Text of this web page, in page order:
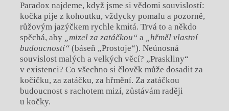
Paradox najdeme, když jsme si vědomi souvislostí:
kočka pije z kohoutku, vždycky pomalu a pozorně,
růžovým jazýčkem rychle kmitá. Trvá to a někdo
spěchá, aby „mizel za zatáčkou“a „hřměl vlastní
budoucností“ (báseň „Prostoje“). Neúnosná
souvislost malých a velkých věcí? „Praskliny“
v existenci? Co všechno si člověk může dosadit za
kočičku, za zatáčku, za hřmění. Za zatáčkou
budoucnost s rachotem mizí, zůstávám raději
u kočky.